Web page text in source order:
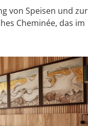
von Speisen und zur
Cheminée, das im